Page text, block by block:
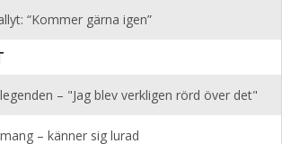
“Kommer gärna igen”
– "Jag blev verkligen rörd över det"
– känner sig lurad